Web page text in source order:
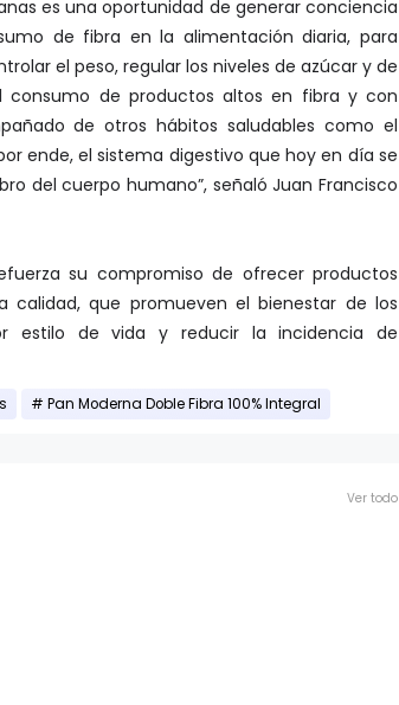
es una oportunidad de generar conciencia
de fibra en la alimentación diaria, para
el peso, regular los niveles de azúcar y de
consumo de productos altos en fibra y con
de otros hábitos saludables como el
ende, el sistema digestivo que hoy en día se
del cuerpo humano”, señaló Juan Francisco
su compromiso de ofrecer productos
calidad, que promueven el bienestar de los
estilo de vida y reducir la incidencia de
Pan Moderna Doble Fibra 100% Integral
Ver todo